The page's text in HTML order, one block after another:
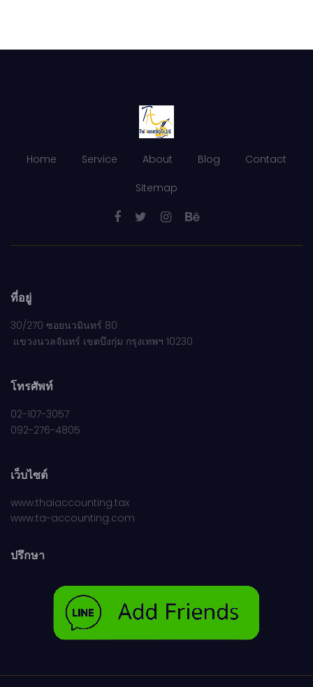
Home Service About Blog Contact
Sitemap
ที่อยู่
30/270 ซอยนวมินทร์ 80
แขวงนวลจันทร์ เขตบึงกุ่ม กรุงเทพฯ 10230
โทรศัพท์
02-107-3057
092-276-4805
เว็บไซต์
www.thaiaccounting.tax
www.ta-accounting.com
ปรึกษา